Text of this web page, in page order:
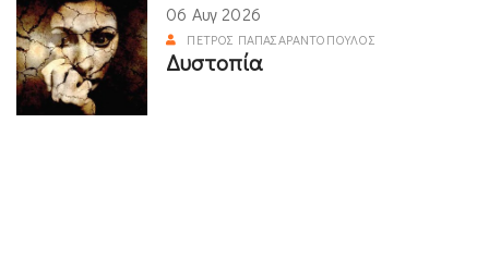
06 Αυγ 2026
ΠΈΤΡΟΣ ΠΑΠΑΣΑΡΑΝΤΌΠΟΥΛΟΣ
Δυστοπία